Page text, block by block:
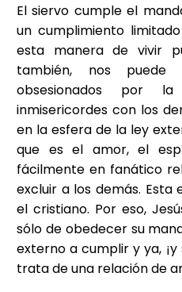
El siervo cumple el
un cumplimiento
esta manera de vivir
también, nos puede
obsesionados por la
inmisericordes con los
en la esfera de la ley
que es el amor, el
fácilmente en fanático
excluir a los demás.
el cristiano. Por eso,
sólo de obedecer su
externo a cumplir y ya,
trata de una relación de